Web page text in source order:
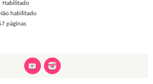
de fonte ‏ : ‎ Habilitado
de vocabulário ‏ : ‎ Não habilitado
páginas ‏ : ‎ 167 páginas